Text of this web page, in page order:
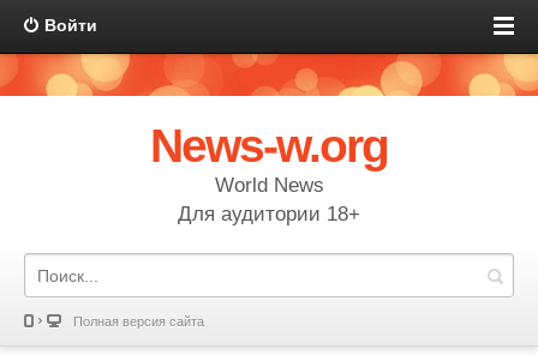
Войти
News-w.org
World News
Для аудитории 18+
Полная версия сайта